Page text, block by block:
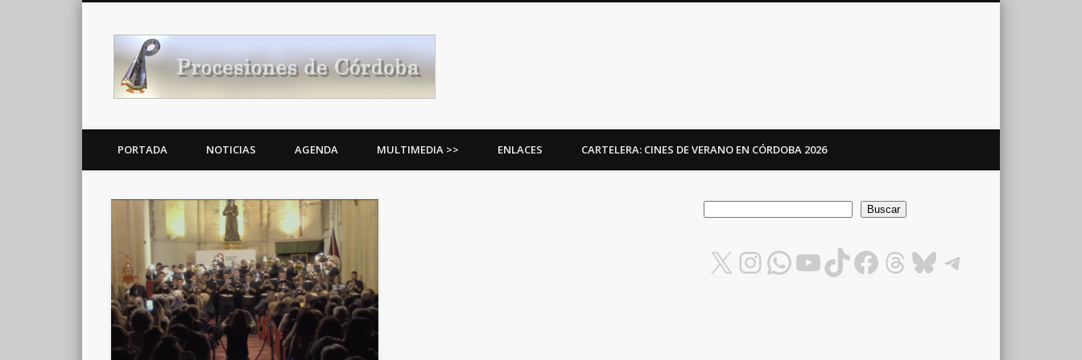
Noticias Cofrades
PORTADA NOTICIAS AGENDA MULTIMEDIA >> ENLACES CARTELERA: CINES DE VERANO EN CÓRDOBA 2026
Buscar
X Instagram
WhatsApp
YouTube
TikTok
Facebook
Threads
Bluesky
Telegram